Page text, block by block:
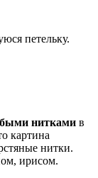
петельку.
нитками в
картина
нитки.
ирисом.